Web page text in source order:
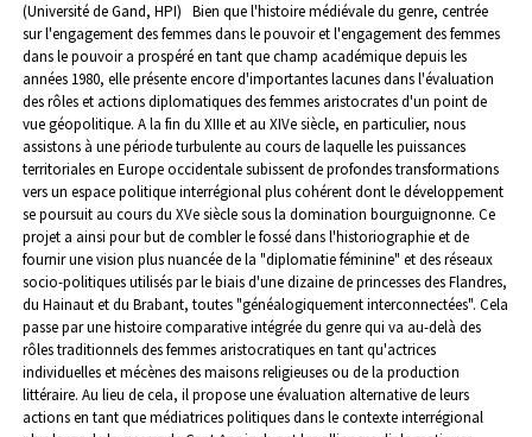
(Université de Gand, HPI) Bien que l'histoire médiévale du genre, centrée
sur l'engagement des femmes dans le pouvoir et l'engagement des femmes
dans le pouvoir a prospéré en tant que champ académique depuis les
années 1980, elle présente encore d'importantes lacunes dans l'évaluation
des rôles et actions diplomatiques des femmes aristocrates d'un point de
vue géopolitique. A la fin du XIIIe et au XIVe siècle, en particulier, nous
assistons à une période turbulente au cours de laquelle les puissances
territoriales en Europe occidentale subissent de profondes transformations
vers un espace politique interrégional plus cohérent dont le développement
se poursuit au cours du XVe siècle sous la domination bourguignonne. Ce
projet a ainsi pour but de combler le fossé dans l'historiographie et de
fournir une vision plus nuancée de la "diplomatie féminine" et des réseaux
socio-politiques utilisés par le biais d'une dizaine de princesses des Flandres,
du Hainaut et du Brabant, toutes "généalogiquement interconnectées". Cela
passe par une histoire comparative intégrée du genre qui va au-delà des
rôles traditionnels des femmes aristocratiques en tant qu'actrices
individuelles et mécènes des maisons religieuses ou de la production
littéraire. Au lieu de cela, il propose une évaluation alternative de leurs
actions en tant que médiatrices politiques dans le contexte interrégional